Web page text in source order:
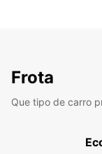
Frota
Que tipo de carro